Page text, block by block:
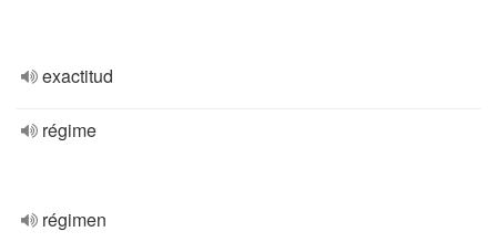
exactitud
régime
régimen